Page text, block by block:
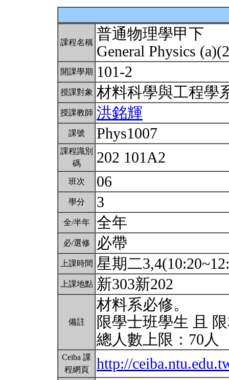
課程名稱 普通物理學甲下
General Physics
開課學期 101-2
授課對象 材料科學與工程
授課教師 洪銘輝
課號 Phys1007
課程識別
碼
202 101A2
班次 06
學分 3
全/半年 全年
必/選修 必帶
上課時間 星期二
上課地點 新303新202
備註
材料系必修。
限學士班學生 且
總人數上限：70人
Ceiba 課
程網頁
http://